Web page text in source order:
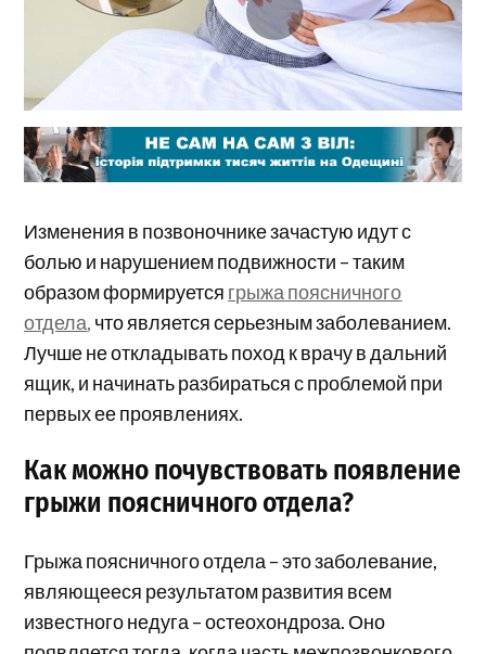
Изменения в позвоночнике зачастую идут с
болью и нарушением подвижности – таким
образом формируется грыжа поясничного
отдела, что является серьезным заболеванием.
Лучше не откладывать поход к врачу в дальний
ящик, и начинать разбираться с проблемой при
первых ее проявлениях.
Как можно почувствовать появление
грыжи поясничного отдела?
Грыжа поясничного отдела – это заболевание,
являющееся результатом развития всем
известного недуга – остеохондроза. Оно